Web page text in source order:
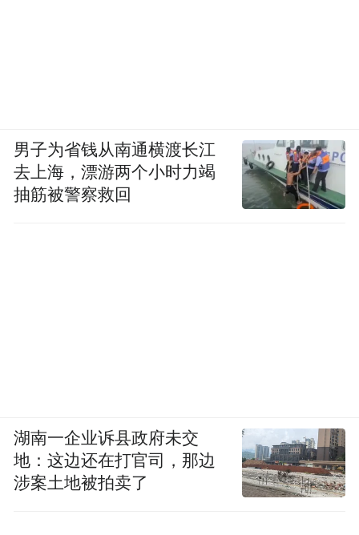
男子为省钱从南通横渡长江
去上海，漂游两个小时力竭
抽筋被警察救回
湖南一企业诉县政府未交
地：这边还在打官司，那边
涉案土地被拍卖了